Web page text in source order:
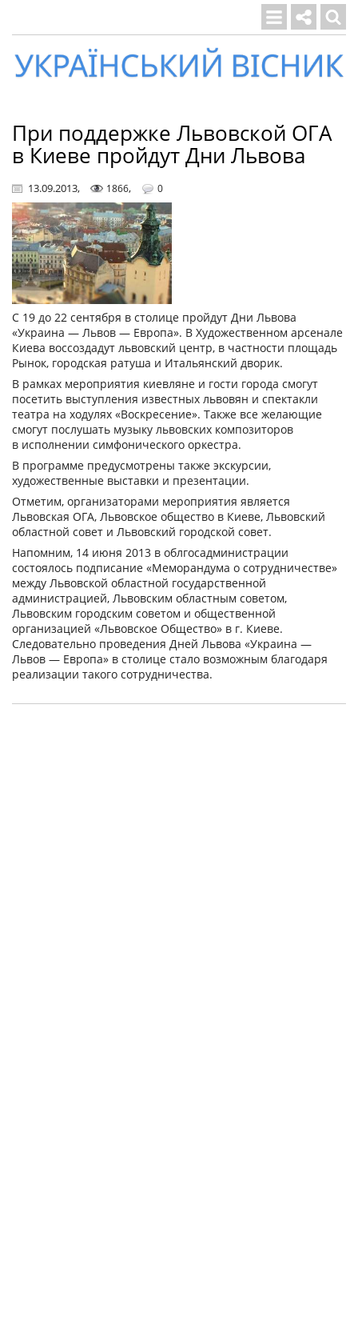
Український
вісник
При поддержке Львовской ОГА
в Киеве пройдут Дни Львова
13.09.2013, 1866, 0
С 19 до 22 сентября в столице пройдут Дни Львова
«Украина — Львов — Европа». В Художественном арсенале
Киева воссоздадут львовский центр, в частности площадь
Рынок, городская ратуша и Итальянский дворик.
В рамках мероприятия киевляне и гости города смогут
посетить выступления известных львовян и спектакли
театра на ходулях «Воскресение». Также все желающие
смогут послушать музыку львовских композиторов
в исполнении симфонического оркестра.
В программе предусмотрены также экскурсии,
художественные выставки и презентации.
Отметим, организаторами мероприятия является
Львовская ОГА, Львовское общество в Киеве, Львовский
областной совет и Львовский городской совет.
Напомним, 14 июня 2013 в облгосадминистрации
состоялось подписание «Меморандума о сотрудничестве»
между Львовской областной государственной
администрацией, Львовским областным советом,
Львовским городским советом и общественной
организацией «Львовское Общество» в г. Киеве.
Следовательно проведения Дней Львова «Украина —
Львов — Европа» в столице стало возможным благодаря
реализации такого сотрудничества.